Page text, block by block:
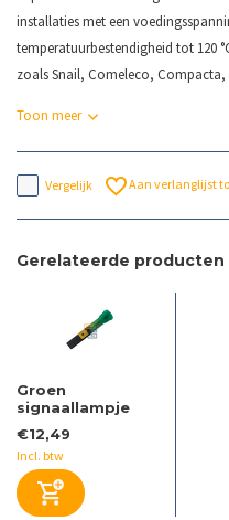
installaties met een
temperatuurbestendigheid tot 120
zoals Snail, Comeleco,
Toon meer
Vergelijk Aan verlanglijst
Gerelateerde producten
Groen
signaallampje
€12,49
Incl. btw